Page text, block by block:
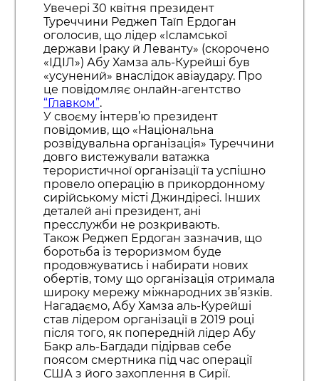
Увечері 30 квітня президент
Туреччини Реджеп Таїп Ердоган
оголосив, що лідер «Ісламської
держави Іраку й Леванту» (скорочено
«ІДІЛ») Абу Хамза аль-Курейші був
«усунений» внаслідок авіаудару. Про
це повідомляє онлайн-агентство
“Главком”.
У своєму інтерв’ю президент
повідомив, що «Національна
розвідувальна організація» Туреччини
довго вистежували ватажка
терористичної організації та успішно
провело операцію в прикордонному
сирійському місті Джиндіресі. Інших
деталей ані президент, ані
пресслужби не розкривають.
Також Реджеп Ердоган зазначив, що
боротьба із тероризмом буде
продовжуватись і набирати нових
обертів, тому що організація отримала
широку мережу міжнародних зв’язків.
Нагадаємо, Абу Хамза аль-Курейші
став лідером організації в 2019 році
після того, як попередній лідер Абу
Бакр аль-Багдади підірвав себе
поясом смертника під час операції
США з його захоплення в Сирії.